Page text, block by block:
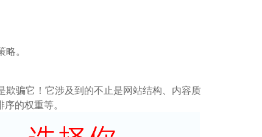
。
骗它！它涉及到的不止是网站结构、内容质
的权重等。